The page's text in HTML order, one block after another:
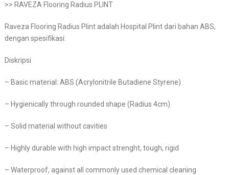
>> RAVEZA Flooring Radius PLINT
Raveza Flooring Radius Plint adalah Hospital Plint dari bahan ABS,
dengan spesifikasi:
Diskripsi
– Basic material: ABS (Acrylonitrile Butadiene Styrene)
– Hygienically through rounded shape (Radius 4cm)
– Solid material without cavities
– Highly durable with high impact strenght, tough, rigid
– Waterproof, against all commonly used chemical cleaning